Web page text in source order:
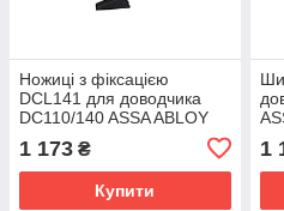
Ножиці з фіксацією
DCL141 для доводчика
DC110/140 ASSA ABLOY
1 173 ₴
Купити
1